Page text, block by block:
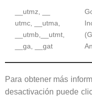
__utmz, __
utmc, __utma,
__utmb,__utmt,
__ga, __gat
Para obtener más
desactivación puede